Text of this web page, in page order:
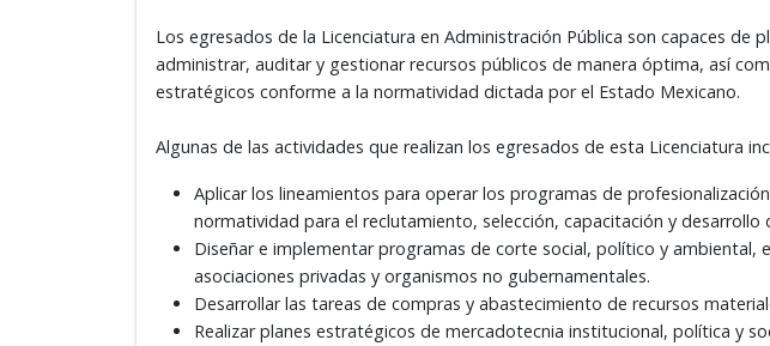
Los egresados de la Licenciatura en Administración Pública son capaces de
administrar, auditar y gestionar recursos públicos de manera óptima, así
estratégicos conforme a la normatividad dictada por el Estado Mexicano.
Algunas de las actividades que realizan los egresados de esta Licenciatura
Aplicar los lineamientos para operar los programas de
normatividad para el reclutamiento, selección, capacitación y desarrollo
Diseñar e implementar programas de corte social, político y ambiental,
asociaciones privadas y organismos no gubernamentales.
Desarrollar las tareas de compras y abastecimiento de recursos
Realizar planes estratégicos de mercadotecnia institucional, política y